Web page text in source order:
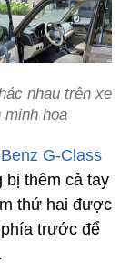
nhau trên xe
họa
G-Class
thêm cả tay
thứ hai được
trước để